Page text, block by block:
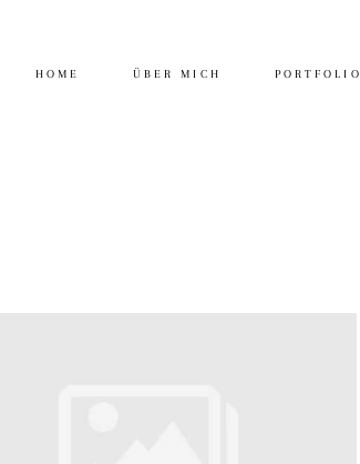
HOME ÜBER MICH PORTFOLIO